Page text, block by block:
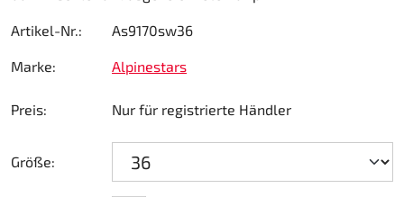
Artikel-Nr.: As9170sw36
Marke: Alpinestars
Preis: Nur für registrierte Händler
Größe:
Lenkung
Luft
Motorbock
Plastik CIK Dynamica